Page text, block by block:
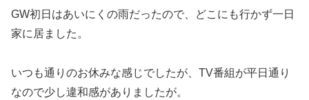
GW初日はあいにくの雨だったので、どこにも行かず一日
家に居ました。
いつも通りのお休みな感じでしたが、TV番組が平日通り
なので少し違和感がありましたが。